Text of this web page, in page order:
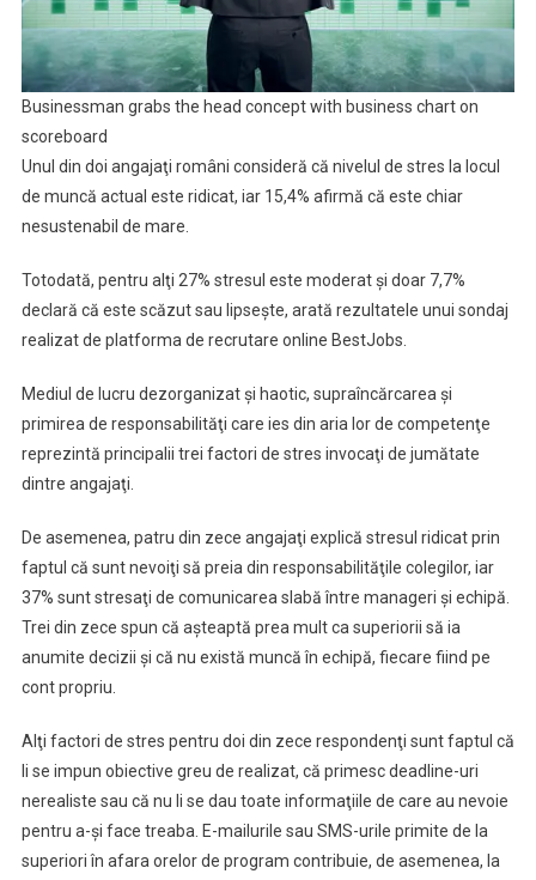
Businessman grabs the head concept with business chart on
scoreboard
Unul din doi angajaţi români consideră că nivelul de stres la locul
de muncă actual este ridicat, iar 15,4% afirmă că este chiar
nesustenabil de mare.
Totodată, pentru alţi 27% stresul este moderat şi doar 7,7%
declară că este scăzut sau lipseşte, arată rezultatele unui sondaj
realizat de platforma de recrutare online BestJobs.
Mediul de lucru dezorganizat şi haotic, supraîncărcarea şi
primirea de responsabilităţi care ies din aria lor de competenţe
reprezintă principalii trei factori de stres invocaţi de jumătate
dintre angajaţi.
De asemenea, patru din zece angajaţi explică stresul ridicat prin
faptul că sunt nevoiţi să preia din responsabilităţile colegilor, iar
37% sunt stresaţi de comunicarea slabă între manageri şi echipă.
Trei din zece spun că aşteaptă prea mult ca superiorii să ia
anumite decizii şi că nu există muncă în echipă, fiecare fiind pe
cont propriu.
Alţi factori de stres pentru doi din zece respondenţi sunt faptul că
li se impun obiective greu de realizat, că primesc deadline-uri
nerealiste sau că nu li se dau toate informaţiile de care au nevoie
pentru a-şi face treaba. E-mailurile sau SMS-urile primite de la
superiori în afara orelor de program contribuie, de asemenea, la